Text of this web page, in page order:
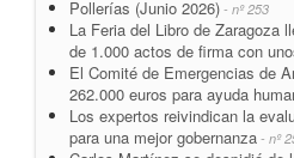
Pollerías (Junio 2026) - nº 253
La Feria del Libro de Zaragoza
de 1.000 actos de firma con
El Comité de Emergencias de
262.000 euros para ayuda
Los expertos reivindican la
para una mejor gobernanza - nº